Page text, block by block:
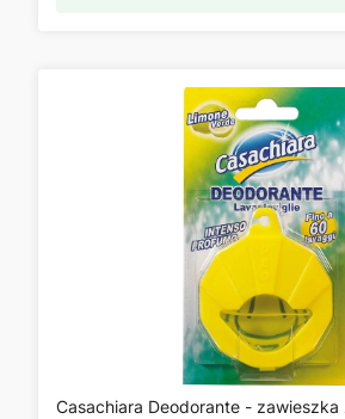
Casachiara Deodorante -